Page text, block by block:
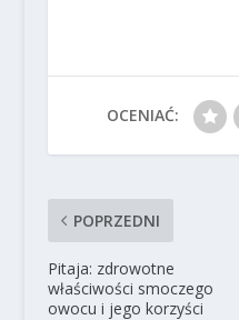
OCENIAĆ:
POPRZEDNI
Pitaja: zdrowotne
właściwości smoczego
owocu i jego korzyści